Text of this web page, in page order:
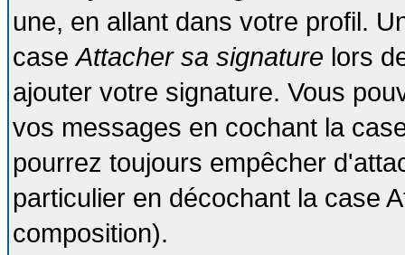
une, en allant dans votre profil.
caseAttacher sa signature lors
ajouter votre signature. Vous
vos messages en cochant la
pourrez toujours empêcher
particulier en décochant la case
composition).